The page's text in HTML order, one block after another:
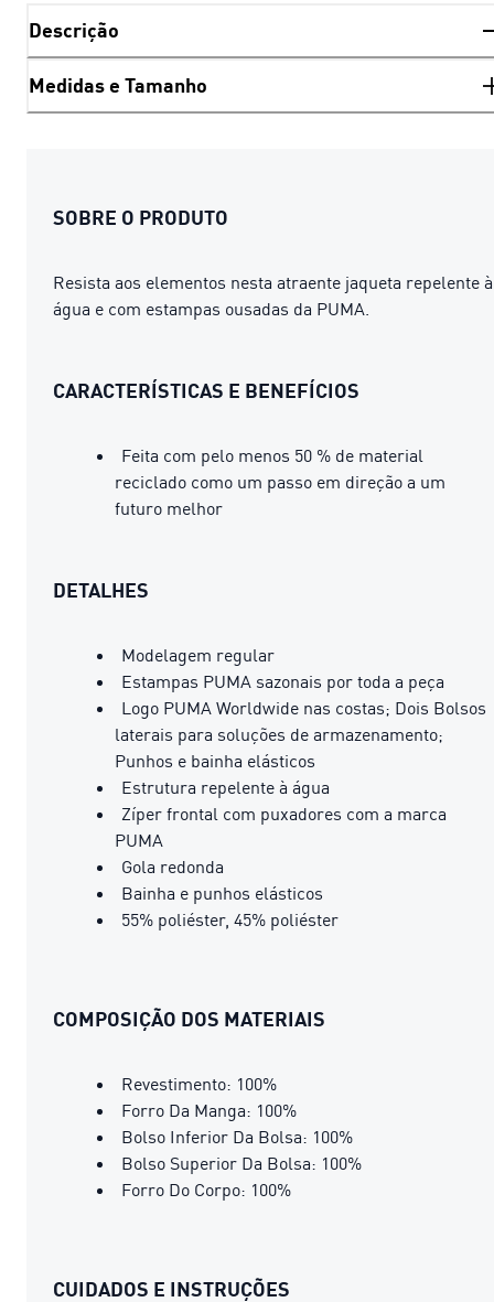
Descrição
Medidas e Tamanho
SOBRE O PRODUTO
Resista aos elementos nesta atraente jaqueta repelente à
água e com estampas ousadas da PUMA.
CARACTERÍSTICAS E BENEFÍCIOS
Feita com pelo menos 50 % de material
reciclado como um passo em direção a um
futuro melhor
DETALHES
Modelagem regular
Estampas PUMA sazonais por toda a peça
Logo PUMA Worldwide nas costas; Dois Bolsos
laterais para soluções de armazenamento;
Punhos e bainha elásticos
Estrutura repelente à água
Zíper frontal com puxadores com a marca
PUMA
Gola redonda
Bainha e punhos elásticos
55% poliéster, 45% poliéster
COMPOSIÇÃO DOS MATERIAIS
Revestimento: 100%
Forro Da Manga: 100%
Bolso Inferior Da Bolsa: 100%
Bolso Superior Da Bolsa: 100%
Forro Do Corpo: 100%
CUIDADOS E INSTRUÇÕES